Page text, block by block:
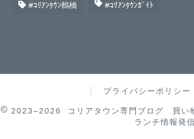
#ｺﾘｱﾝﾀｳﾝ鶴橋 #ｺﾘｱﾝﾀｳﾝｶﾞｲﾄ
プライバシーポリシー
2023–2026 コリアタウン専門ブログ 買い
ランチ情報発